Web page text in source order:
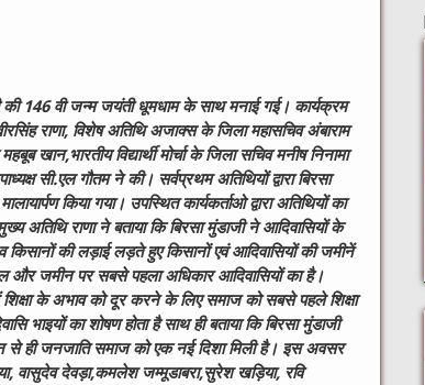
की 146 वी जन्म जयंती धूमधाम के साथ मनाई गई। कार्यक्रम
राणा, विशेष अतिथि अजाक्स के जिला महासचिव अंबाराम
खान,भारतीय विद्यार्थी मोर्चा के जिला सचिव मनीष निनामा
सी.एल गौतम ने की। सर्वप्रथम अतिथियों द्वारा बिरसा
किया गया। उपस्थित कार्यकर्ताओ द्वारा अतिथियों का
अतिथि राणा ने बताया कि बिरसा मुंडाजी ने आदिवासियों के
की लड़ाई लड़ते हुए किसानों एवं आदिवासियों की जमीनें
जमीन पर सबसे पहला अधिकार आदिवासियों का है।
के अभाव को दूर करने के लिए समाज को सबसे पहले शिक्षा
भाइयों का शोषण होता है साथ ही बताया कि बिरसा मुंडाजी
से ही जनजाति समाज को एक नई दिशा मिली है। इस अवसर
वासुदेव देवड़ा,कमलेश जम्मूडाबरा,सुरेश खड़िया, रवि